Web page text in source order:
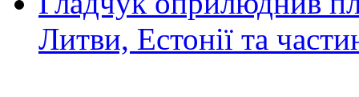
Литви, Естонії та